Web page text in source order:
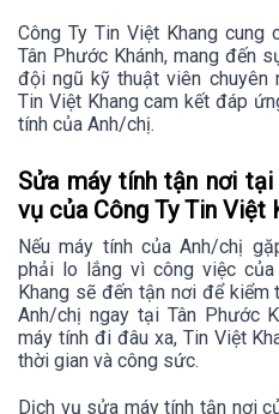
Công Ty Tin Việt Khang
Tân Phước Khánh, mang đến
đội ngũ kỹ thuật viên chuyên
Tin Việt Khang cam kết đáp
tính của Anh/chị.
Sửa máy tính tận nơi
vụ của Công Ty Tin Việt
Nếu máy tính của Anh/chị
phải lo lắng vì công việc
Khang sẽ đến tận nơi để
Anh/chị ngay tại Tân Phước
máy tính đi đâu xa, Tin Việt
thời gian và công sức.
Dịch vụ sửa máy tính tận nơi